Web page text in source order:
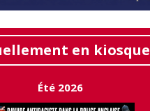
en kiosque
Été 2026